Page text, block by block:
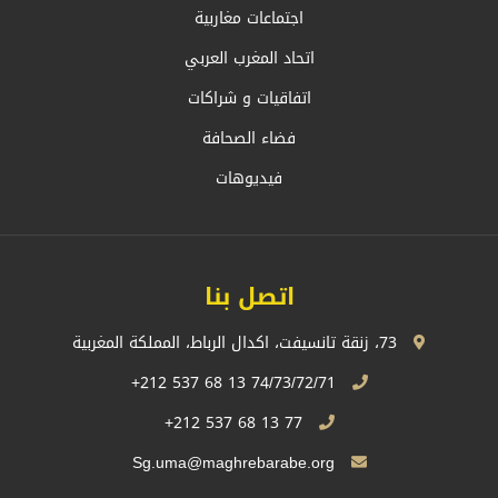
اجتماعات مغاربية
اتحاد المغرب العربي
اتفاقيات و شراكات
فضاء الصحافة
فيديوهات
اتصل بنا
77 13 68 537 212+